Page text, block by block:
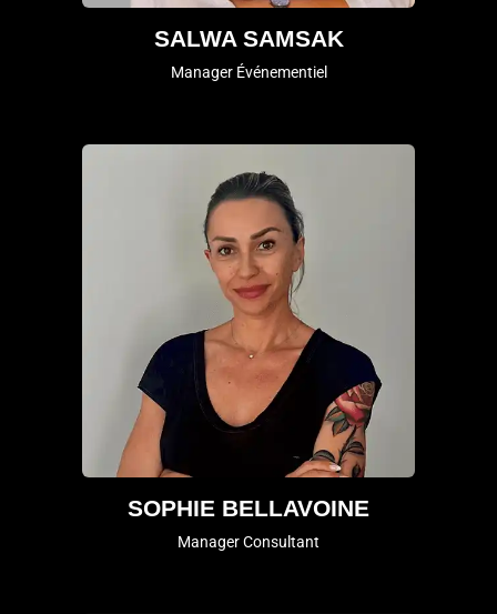
SALWA SAMSAK
Manager Événementiel
SOPHIE BELLAVOINE
Manager Consultant